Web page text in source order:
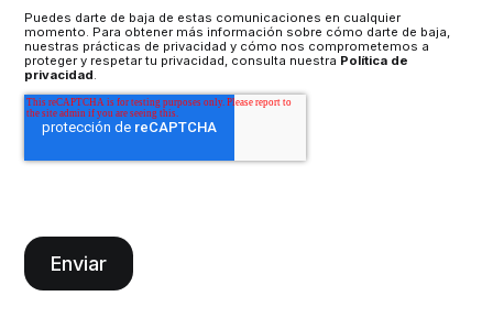
Puedes darte de baja de estas comunicaciones en cualquier
momento. Para obtener más información sobre cómo darte de baja,
nuestras prácticas de privacidad y cómo nos comprometemos a
proteger y respetar tu privacidad, consulta nuestra Política de
privacidad.